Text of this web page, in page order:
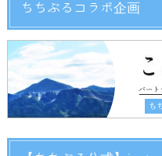
ちちぶるコラボ企画